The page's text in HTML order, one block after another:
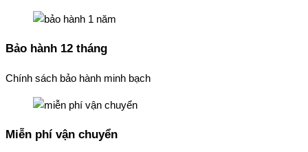
Bảo hành 12 tháng
Chính sách bảo hành minh bạch
Miễn phí vận chuyển